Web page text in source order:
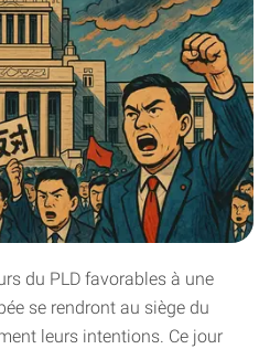
du PLD favorables à une
se rendront au siège du
leurs intentions. Ce jour